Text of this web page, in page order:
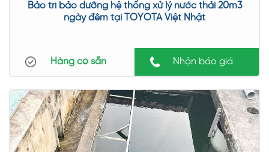
Việc bảo dưỡng hệ thống xử lý nước thải sẽ được diễn ra
cố. Bên cạnh đó, các thiết bị này cũng cần được kiểm tra
thường xuyên để nhanh chóng phát hiện các sự cố bất
Vì sao cần bảo trì, bảo dưỡng dự án công trình hệ thống
xử lý nước cấp và nước thải, dịch vụ môi trường
Bảo trì bảo dưỡng hệ thống xử lý nước thải 20m3
ngày đêm tại TOYOTA Việt Nhật
Hàng có sẵn Nhận báo giá